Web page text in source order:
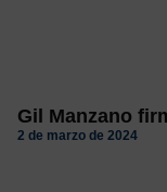
Gil Manzano
2 de marzo de 2024